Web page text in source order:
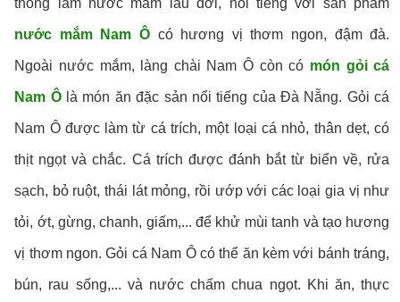
thống làm nước mắm lâu đời, nổi tiếng với sản phẩm
nước mắm Nam Ô có hương vị thơm ngon, đậm đà.
Ngoài nước mắm, làng chài Nam Ô còn có món gỏi cá
Nam Ôlà món ăn đặc sản nổi tiếng của Đà Nẵng. Gỏi cá
Nam Ô được làm từ cá trích, một loại cá nhỏ, thân dẹt, có
thịt ngọt và chắc. Cá trích được đánh bắt từ biển về, rửa
sạch, bỏ ruột, thái lát mỏng, rồi ướp với các loại gia vị như
tỏi, ớt, gừng, chanh, giấm,... để khử mùi tanh và tạo hương
vị thơm ngon. Gỏi cá Nam Ô có thể ăn kèm với bánh tráng,
bún, rau sống,... và nước chấm chua ngọt. Khi ăn, thực